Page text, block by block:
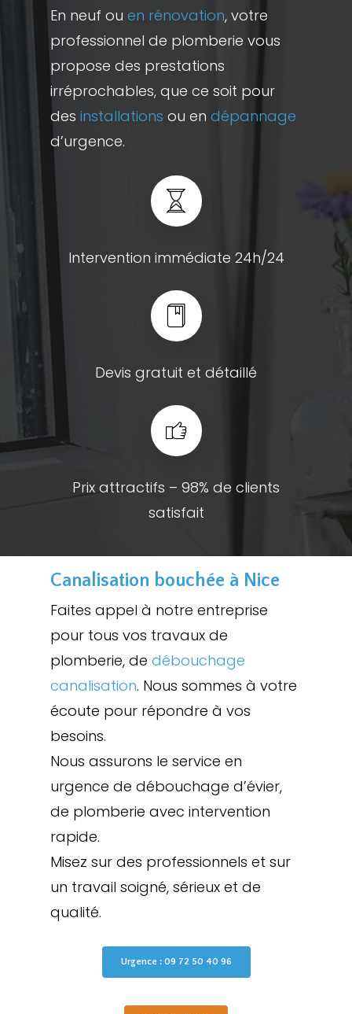
En neuf ouen rénovation, votre
professionnel de plomberie vous
propose des prestations
irréprochables, que ce soit pour
desinstallations ou endépannage
d’urgence.
Intervention immédiate 24h/24
Devis gratuit et détaillé
Prix attractifs – 98% de clients
satisfait
Canalisation bouchée à Nice
Faites appel à notre entreprise
pour tous vos travaux de
plomberie, dedébouchage
canalisation. Nous sommes à votre
écoute pour répondre à vos
besoins.
Nous assurons le service en
urgence de débouchage d’évier,
de plomberie avec intervention
rapide.
Misez sur des professionnels et sur
un travail soigné, sérieux et de
qualité.
Urgence : 09 72 50 40 96